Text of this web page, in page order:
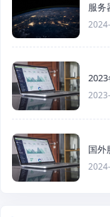
服务
国外